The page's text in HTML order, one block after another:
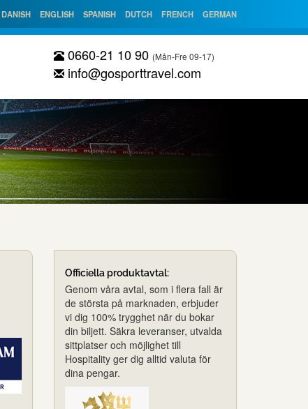
DANISH ENGLISH SPANISH DUTCH FRENCH GERMAN
0660-21 10 90 (Mån-Fre 09-17)
info@gosporttravel.com
Officiella produktavtal:
Genom våra avtal, som i flera fall är
de största på marknaden, erbjuder
vi dig 100% trygghet när du bokar
din biljett. Säkra leveranser, utvalda
sittplatser och möjlighet till
Hospitality ger dig alltid valuta för
dina pengar.